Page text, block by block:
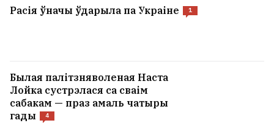
Расія ўначы ўдарыла па Украіне 1
Былая палітзняволеная Наста
Лойка сустрэлася са сваім
сабакам — праз амаль чатыры
гады
4